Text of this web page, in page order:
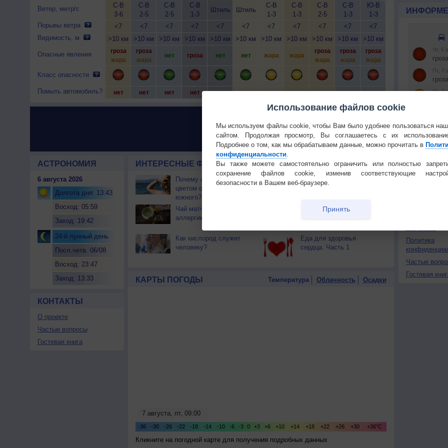
Ветер, метр/с
Порывы ветра
Видимость, м
Опасные явления
Класс опасности
Помыть автомобиль?
С-В
3-6
<7
>10 км
гроза
жара
нет
С-В
2-5
<7
>10 км
гроза
жара
нет
С-В
2-5
<7
>10 км
нет
нет
С-В
1-3
<7
>10 км
гроза
нет
Штиль
<7
>10 км
нет
нет
Штиль
<7
>10 км
нет
нет
С-В
1-3
<7
>10 км
жара
нет
С-В
1-3
<7
>10 км
жара
нет
С-В
2-5
<7
>10 км
гроза
жара
нет
С-В
1-3
<7
>10 км
гроза
жара
нет
Ю-В
1-3
<7
>10 км
гроза
жара
нет нет
Штиль
жара
нет
АСТРОНОМИЯ
6 августа 2026
Долгота дня: 13:43
Восход: 05:59
Заход: 19:42
24-й лунный день
Посл.четв. 06/08
Восход: 23:47
Заход: 13:33
КОНТАКТЫ
О проекте
Частые вопросы
Гостевая книга
ИНТЕРЕСНЫЕ ФАКТЫ О ПРИРОДЕ И ЧЕЛОВЕКЕ
Почему северный загар
цветом отличается от
южного?
Букет сирени вреден для
здоровья
Чай матча может помочь
аллергикам
Почему в жару клонит в
Как кислород служит
человеку?
Еда для здоровья
сердца. Часть 1
КАРТЫ ПОГОДЫ Температура Облачность Осадки
Кликните на погодной карте для получения подробных данных
Политика
Частые
Гостевая
Использование файлов cookie
Мы используем файлы cookie, чтобы Вам было удобнее пользоваться
сайтом. Продолжая просмотр, Вы соглашаетесь с их
Подробнее о том, как мы обрабатываем данные, можно прочитать в
конфиденциальности.
Вы также можете самостоятельно ограничить или полностью
сохранение файлов cookie, изменив соответствующие
безопасности в Вашем веб-браузере.
Принять